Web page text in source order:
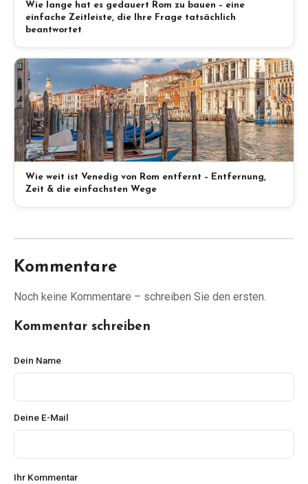
Wie lange hat es gedauert Rom zu bauen – eine
einfache Zeitleiste, die Ihre Frage tatsächlich
beantwortet
Wie weit ist Venedig von Rom entfernt – Entfernung,
Zeit & die einfachsten Wege
Kommentare
Noch keine Kommentare – schreiben Sie den ersten.
Kommentar schreiben
Dein Name
Deine E-Mail
Ihr Kommentar